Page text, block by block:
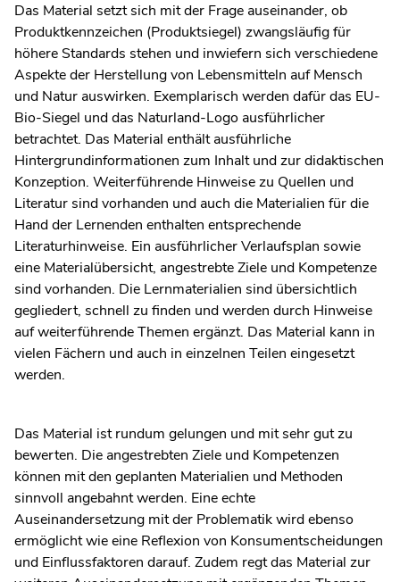
Das Material setzt sich mit der Frage auseinander, ob
Produktkennzeichen (Produktsiegel) zwangsläufig für
höhere Standards stehen und inwiefern sich verschiedene
Aspekte der Herstellung von Lebensmitteln auf Mensch
und Natur auswirken. Exemplarisch werden dafür das EU-
Bio-Siegel und das Naturland-Logo ausführlicher
betrachtet. Das Material enthält ausführliche
Hintergrundinformationen zum Inhalt und zur didaktischen
Konzeption. Weiterführende Hinweise zu Quellen und
Literatur sind vorhanden und auch die Materialien für die
Hand der Lernenden enthalten entsprechende
Literaturhinweise. Ein ausführlicher Verlaufsplan sowie
eine Materialübersicht, angestrebte Ziele und Kompetenze
sind vorhanden. Die Lernmaterialien sind übersichtlich
gegliedert, schnell zu finden und werden durch Hinweise
auf weiterführende Themen ergänzt. Das Material kann in
vielen Fächern und auch in einzelnen Teilen eingesetzt
werden.
Das Material ist rundum gelungen und mit sehr gut zu
bewerten. Die angestrebten Ziele und Kompetenzen
können mit den geplanten Materialien und Methoden
sinnvoll angebahnt werden. Eine echte
Auseinandersetzung mit der Problematik wird ebenso
ermöglicht wie eine Reflexion von Konsumentscheidungen
und Einflussfaktoren darauf. Zudem regt das Material zur